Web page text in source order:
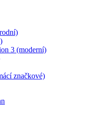
3 (moderní)
značkové)